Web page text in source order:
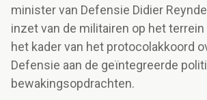
minister van Defensie Didier
inzet van de militairen op het terrein
het kader van het protocolakkoord
Defensie aan de geïntegreerde
bewakingsopdrachten.